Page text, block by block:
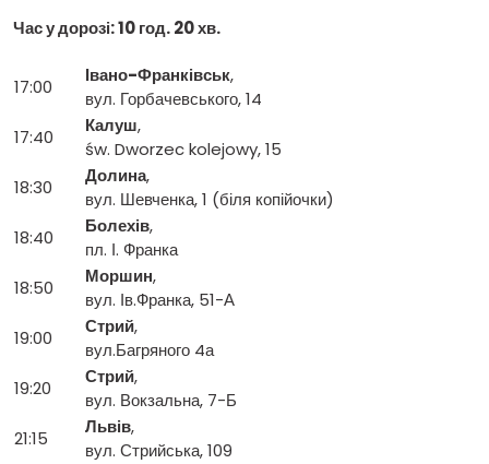
Час у дорозі: 10 год. 20 хв.
17:00
Івано-Франківськ,
вул. Горбачевського, 14
17:40
Калуш,
św. Dworzec kolejowy, 15
18:30
Долина,
вул. Шевченка, 1 (біля копійочки)
18:40
Болехів,
пл. І. Франка
18:50
Моршин,
вул. Ів.Франка, 51-А
19:00
Стрий,
вул.Багряного 4а
19:20
Стрий,
вул. Вокзальна, 7-Б
21:15
Львів,
вул. Стрийська, 109